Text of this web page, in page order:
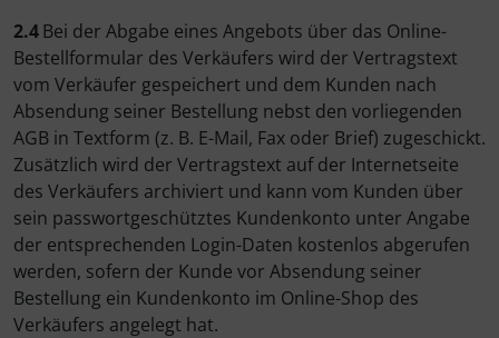
2.4Bei der Abgabe eines Angebots über das Online-
Bestellformular des Verkäufers wird der Vertragstext
vom Verkäufer gespeichert und dem Kunden nach
Absendung seiner Bestellung nebst den vorliegenden
AGB in Textform (z. B. E-Mail, Fax oder Brief) zugeschickt.
Zusätzlich wird der Vertragstext auf der Internetseite
des Verkäufers archiviert und kann vom Kunden über
sein passwortgeschütztes Kundenkonto unter Angabe
der entsprechenden Login-Daten kostenlos abgerufen
werden, sofern der Kunde vor Absendung seiner
Bestellung ein Kundenkonto im Online-Shop des
Verkäufers angelegt hat.